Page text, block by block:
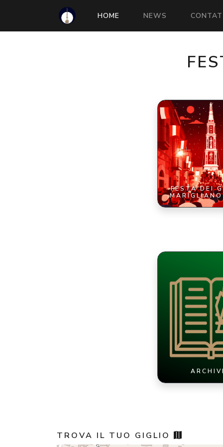
HOME (CURRENT)
NEWS
FESTA DEI
TROVA IL TUO GIGLIO